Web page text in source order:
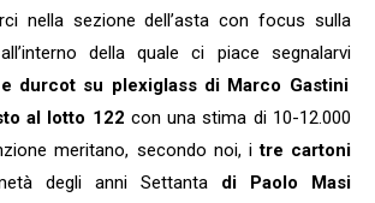
nella sezione dell’asta con focus sulla
della quale ci piace segnalarvi
durcot su plexiglass di Marco Gastini
al lotto 122 con una stima di 10-12.000
meritano, secondo noi, itre cartoni
degli anni Settanta di Paolo Masi